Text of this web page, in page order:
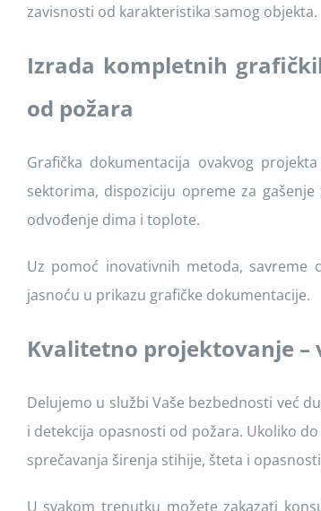
zavisnosti od karakteristika samog objekta.
Izrada kompletnih
od požara
Grafička dokumentacija ovakvog
sektorima, dispoziciju opreme za
odvođenje dima i toplote.
Uz pomoć inovativnih metoda,
jasnoću u prikazu grafičke dokumentacije.
Kvalitetno projektovanje –
Delujemo u službi Vaše bezbednosti već
i detekcija opasnosti od požara. Ukoliko
sprečavanja širenja stihije, šteta i
U svakom trenutku možete zakazati